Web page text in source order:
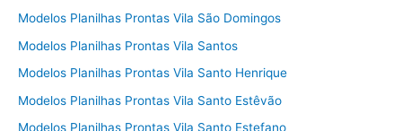
Modelos Planilhas Prontas Vila São Domingos
Modelos Planilhas Prontas Vila Santos
Modelos Planilhas Prontas Vila Santo Henrique
Modelos Planilhas Prontas Vila Santo Estêvão
Modelos Planilhas Prontas Vila Santo Estefano